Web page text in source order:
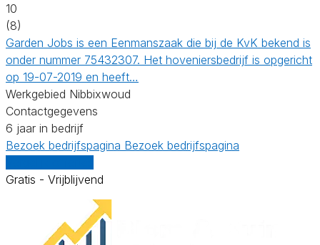
10
(8)
Garden Jobs is een Eenmanszaak die bij de KvK bekend is
onder nummer 75432307. Het hoveniersbedrijf is opgericht
op 19-07-2019 en heeft…
Werkgebied Nibbixwoud
Contactgegevens
6 jaar in bedrijf
Bezoek bedrijfspagina Bezoek bedrijfspagina
Gratis - Vrijblijvend